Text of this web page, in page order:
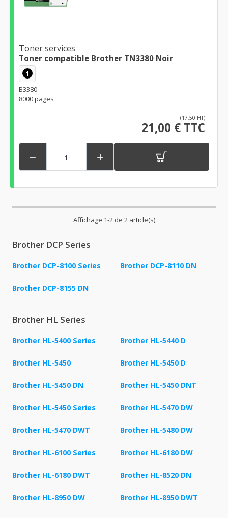
Toner services
Toner compatible Brother TN3380 Noir
1
B3380
8000 pages
(17,50 HT)
21,00 € TTC
 
Affichage 1-2 de 2 article(s)
Brother DCP Series
Brother DCP-8100 Series Brother DCP-8110 DN
Brother DCP-8155 DN
Brother HL Series
Brother HL-5400 Series Brother HL-5440 D
Brother HL-5450 Brother HL-5450 D
Brother HL-5450 DN Brother HL-5450 DNT
Brother HL-5450 Series Brother HL-5470 DW
Brother HL-5470 DWT Brother HL-5480 DW
Brother HL-6100 Series Brother HL-6180 DW
Brother HL-6180 DWT Brother HL-8520 DN
Brother HL-8950 DW Brother HL-8950 DWT